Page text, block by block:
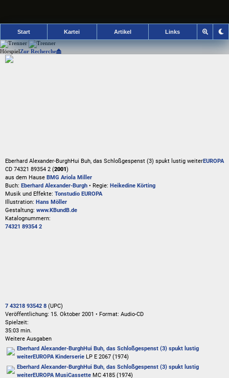
Start Kartei Artikel Links
HörspielZur Recherche
Eberhard Alexander-BurghHui Buh, das Schloßgespenst (3) spukt lustig weiterEUROPA
CD 74321 89354 2 (2001)
aus dem Hause BMG Ariola Miller
Buch: Eberhard Alexander-Burgh • Regie: Heikedine Körting
Musik und Effekte: Tonstudio EUROPA
Illustration: Hans Möller
Gestaltung: www.KBundB.de
Katalognummern:
74321 89354 2
7 43218 93542 8 (UPC)
Veröffentlichung: 15. Oktober 2001 • Format: Audio-CD
Spielzeit:
35:03 min.
Weitere Ausgaben
Eberhard Alexander-BurghHui Buh, das Schloßgespenst (3) spukt lustig
weiterEUROPA Kinderserie LP E 2067 (1974)
Eberhard Alexander-BurghHui Buh, das Schloßgespenst (3) spukt lustig
weiterEUROPA MusiCassette MC 4185 (1974)